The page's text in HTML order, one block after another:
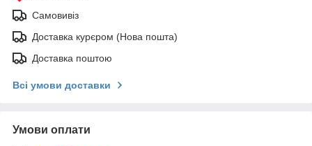
Самовивіз
Доставка курєром (Нова пошта)
Доставка поштою
Всі умови доставки
Умови оплати